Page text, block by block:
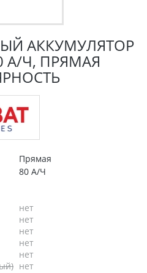
АККУМУЛЯТОР
А/Ч, ПРЯМАЯ
Прямая
80 А/Ч
нет
нет
нет
нет
нет
нет